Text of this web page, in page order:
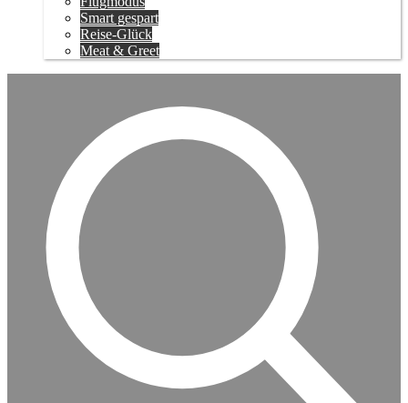
Smart gespart
Reise-Glück
Meat & Greet